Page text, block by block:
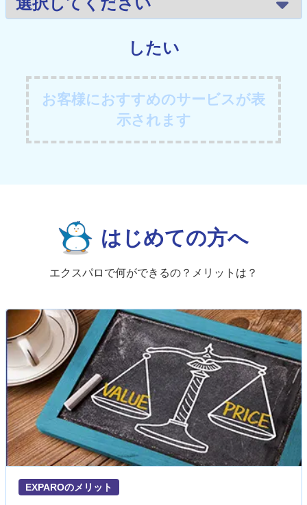
したい
お客様におすすめのサービスが表
示されます
はじめての方へ
エクスパロで何ができるの？メリットは？
EXPAROのメリット